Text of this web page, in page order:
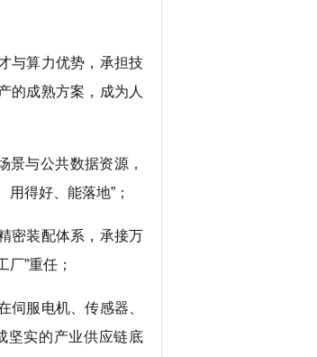
与算力优势，承担技
的成熟方案，成为人
景与公共数据资源，
得好、能落地”；
密装配体系，承接万
”重任；
服电机、传感器、
坚实的产业供应链底